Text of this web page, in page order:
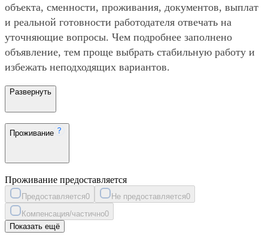
объекта, сменности, проживания, документов, выплат
и реальной готовности работодателя отвечать на
уточняющие вопросы. Чем подробнее заполнено
объявление, тем проще выбрать стабильную работу и
избежать неподходящих вариантов.
Развернуть
Проживание
Проживание предоставляется
Предоставляется0 Не предоставляется0
Компенсация/частично0
Показать ещё